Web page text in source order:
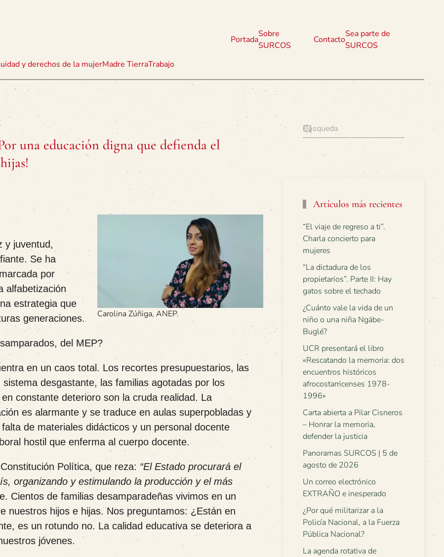
y derechos de la mujerMadre TierraTrabajo
Portada
Sobre
SURCOS
Contacto
Sea parte de
SURCOS
una educación digna que defienda el
Carolina Zúñiga, ANEP.
y juventud,
Se ha
por
alfabetización
estrategia que
generaciones.
del MEP?
en un caos total. Los recortes presupuestarios, las
desgastante, las familias agotadas por los
constante deterioro son la cruda realidad. La
es alarmante y se traduce en aulas superpobladas y
de materiales didácticos y un personal docente
hostil que enferma al cuerpo docente.
Política, que reza: “El Estado procurará el
organizando y estimulando la producción y el más
Cientos de familias desamparadeñas vivimos en un
nuestros hijos e hijas. Nos preguntamos: ¿Están en
es un rotundo no. La calidad educativa se deteriora a
jóvenes.
Artículos más recientes
“El viaje de regreso a ti”.
Charla concierto para
mujeres
“La dictadura de los
propietarios”. Parte II: Hay
gatos sobre el techado
¿Cuánto vale la vida de un
niño o una niña Ngäbe-
Buglé?
UCR presentará el libro
«Rescatando la memoria: dos
encuentros históricos
afrocostarricenses 1978-
1996»
Carta abierta a Pilar Cisneros
– Honrar la memoria,
defender la justicia
Panoramas SURCOS | 5 de
agosto de 2026
Un correo electrónico
EXTRAÑO e inesperado
¿Por qué militarizar a la
Policía Nacional, a la Fuerza
Pública Nacional?
La agenda rotativa de